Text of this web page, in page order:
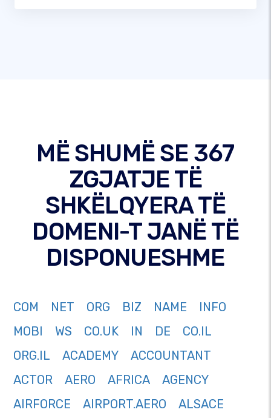
MË SHUMË SE 367
ZGJATJE TË
SHKËLQYERA TË
DOMENI-T JANË TË
DISPONUESHME
COM NET ORG BIZ NAME
INFO
MOBI
WS CO.UK IN DE
CO.IL
ORG.IL
ACADEMY
ACCOUNTANT
ACTOR
AERO AFRICA
AGENCY
AIRFORCE
AIRPORT.AERO
ALSACE